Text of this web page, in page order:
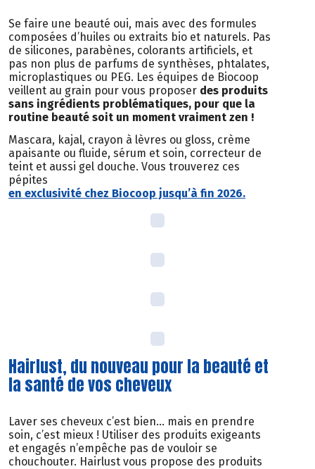
Se faire une beauté oui, mais avec des formules
composées d’huiles ou extraits bio et naturels. Pas
de silicones, parabènes, colorants artificiels, et
pas non plus de parfums de synthèses, phtalates,
microplastiques ou PEG. Les équipes de Biocoop
veillent au grain pour vous proposer des produits
sans ingrédients problématiques, pour que la
routine beauté soit un moment vraiment zen !
Mascara, kajal, crayon à lèvres ou gloss, crème
apaisante ou fluide, sérum et soin, correcteur de
teint et aussi gel douche. Vous trouverez ces
pépites
en exclusivité chez Biocoop jusqu’à fin 2026.
Hairlust, du nouveau pour la beauté et
la santé de vos cheveux
Laver ses cheveux c’est bien… mais en prendre
soin, c’est mieux ! Utiliser des produits exigeants
et engagés n’empêche pas de vouloir se
chouchouter. Hairlust vous propose des produits